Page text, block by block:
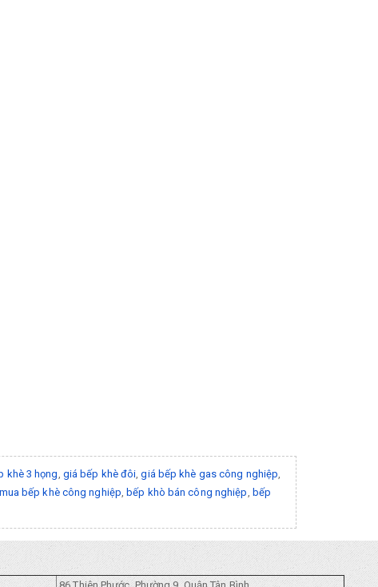
khè 3 họng giá bếp khè đôi ,giá bếp khè gas công nghiệp
mua bếp khè công nghiệp ,bếp khò bán công nghiệp bếp
86 Thiên Phước, Phường 9, Quận Tân Bình